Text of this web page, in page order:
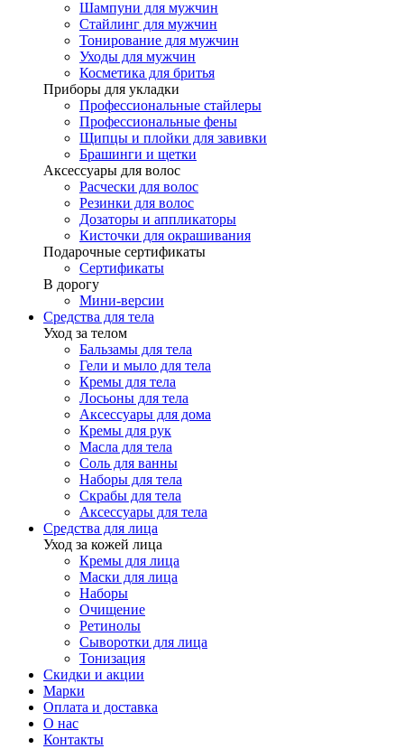
Шампуни для мужчин
Стайлинг для мужчин
Тонирование для мужчин
Уходы для мужчин
Косметика для бритья
Приборы для укладки
Профессиональные стайлеры
Профессиональные фены
Щипцы и плойки для завивки
Брашинги и щетки
Аксессуары для волос
Расчески для волос
Резинки для волос
Дозаторы и аппликаторы
Кисточки для окрашивания
Подарочные сертификаты
Сертификаты
В дорогу
Мини-версии
Средства для тела
Уход за телом
Бальзамы для тела
Гели и мыло для тела
Кремы для тела
Лосьоны для тела
Аксессуары для дома
Кремы для рук
Масла для тела
Соль для ванны
Наборы для тела
Скрабы для тела
Аксессуары для тела
Средства для лица
Уход за кожей лица
Кремы для лица
Маски для лица
Наборы
Очищение
Ретинолы
Сыворотки для лица
Тонизация
Скидки и акции
Марки
Оплата и доставка
О нас
Контакты